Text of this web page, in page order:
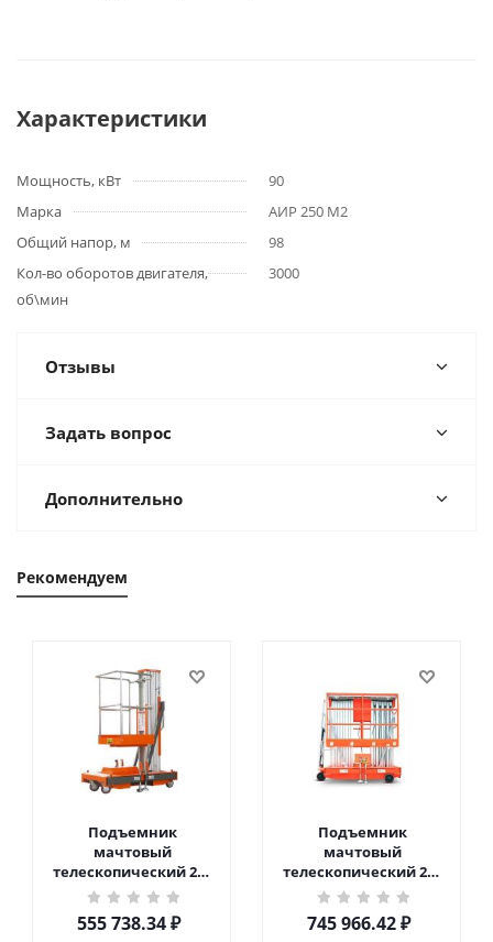
Характеристики
Мощность, кВт
90
Марка
АИР 250 М2
Общий напор, м
98
Кол-во оборотов двигателя,
об\мин
3000
Отзывы
Задать вопрос
Дополнительно
Рекомендуем
Подъемник
мачтовый
телескопический 200
кг 6 м TOR GTWY6-200S
DC 2-мачтовый
(автономный) (G) в
555 738.34₽
Подъемник
мачтовый
телескопический 200
кг 10 м TOR GTWY10-
200S DC 2-мачтовый
(автономный) (N) в
745 966.42₽